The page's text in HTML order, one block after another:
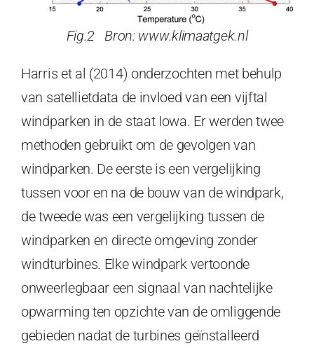
Fig.2 Bron: www.klimaatgek.nl
Harris et al (2014) onderzochten met behulp
van satellietdata de invloed van een vijftal
windparken in de staat Iowa. Er werden twee
methoden gebruikt om de gevolgen van
windparken. De eerste is een vergelijking
tussen voor en na de bouw van de windpark,
de tweede was een vergelijking tussen de
windparken en directe omgeving zonder
windturbines. Elke windpark vertoonde
onweerlegbaar een signaal van nachtelijke
opwarming ten opzichte van de omliggende
gebieden nadat de turbines geïnstalleerd